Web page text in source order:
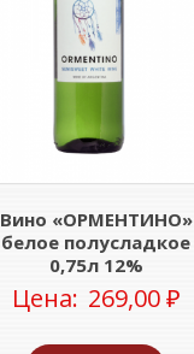
Вино «ОРМЕНТИНО»
белое полусладкое
0,75л 12%
Цена: 269,00₽